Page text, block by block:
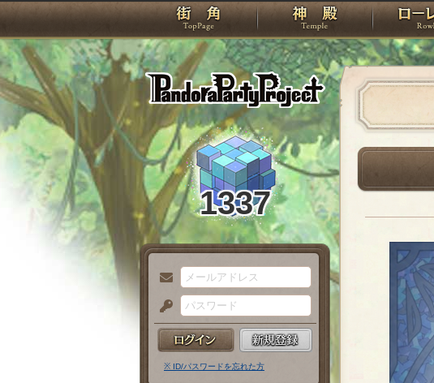
PandoraPartyProject
TOP 神殿
1337
メ
ー
ル
ア
パ
ス
※ ID/パスワードを忘れた方